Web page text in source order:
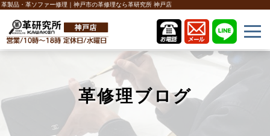
革製品・革ソファー修理｜神戸市の革修理なら革研究所 神戸店
革修理ブログ